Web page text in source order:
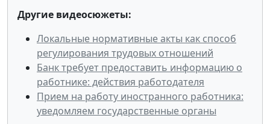
Другие видеосюжеты:
Локальные нормативные акты как способ
регулирования трудовых отношений
Банк требует предоставить информацию о
работнике: действия работодателя
Прием на работу иностранного работника:
уведомляем государственные органы